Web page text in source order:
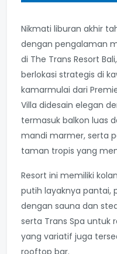
Nikmati liburan akhir
dengan pengalaman
di The Trans Resort Bali
berlokasi strategis di
kamarmulai dari
Villa didesain elegan
termasuk balkon luas
mandi marmer, serta
taman tropis yang
Resort ini memiliki
putih layaknya pantai,
dengan sauna dan
serta Trans Spa untuk
yang variatif juga
rooftop bar.